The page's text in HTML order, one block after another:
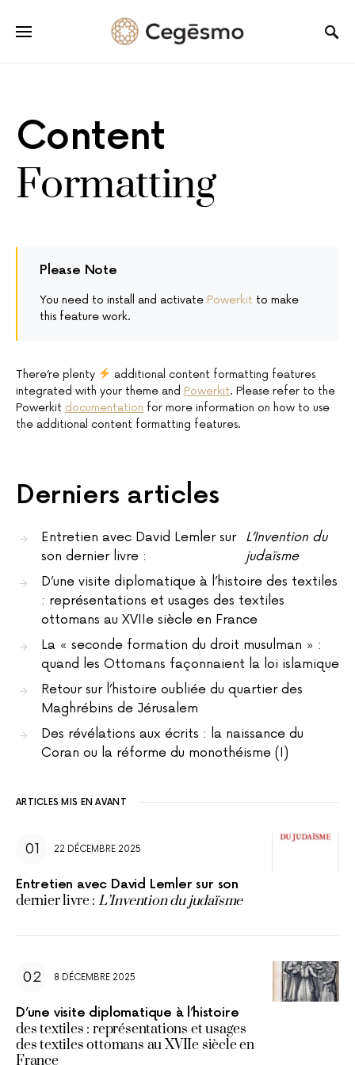
Content
Formatting
Please Note
You need to install and activate Powerkit to make
this feature work.
There’re plenty
additional content formatting features
integrated with your theme and Powerkit. Please refer to the
Powerkit documentation for more information on how to use
the additional content formatting features.
Derniers articles
Entretien avec David Lemler sur
son dernier livre :
L’Invention du
judaïsme
D’une visite diplomatique à l’histoire des textiles
: représentations et usages des textiles
ottomans au XVIIe siècle en France
La « seconde formation du droit musulman » :
quand les Ottomans façonnaient la loi islamique
Retour sur l’histoire oubliée du quartier des
Maghrébins de Jérusalem
Des révélations aux écrits : la naissance du
Coran ou la réforme du monothéisme (I)
ARTICLES MIS EN AVANT
22 DÉCEMBRE 2025
Entretien avec David Lemler sur son
dernier livre : L’Invention du judaïsme
8 DÉCEMBRE 2025
D’une visite diplomatique à l’histoire
des textiles : représentations et usages
des textiles ottomans au XVIIe siècle en
France